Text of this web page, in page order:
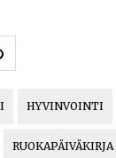
HYVINVOINTI
RUOKAPÄIVÄKIRJA